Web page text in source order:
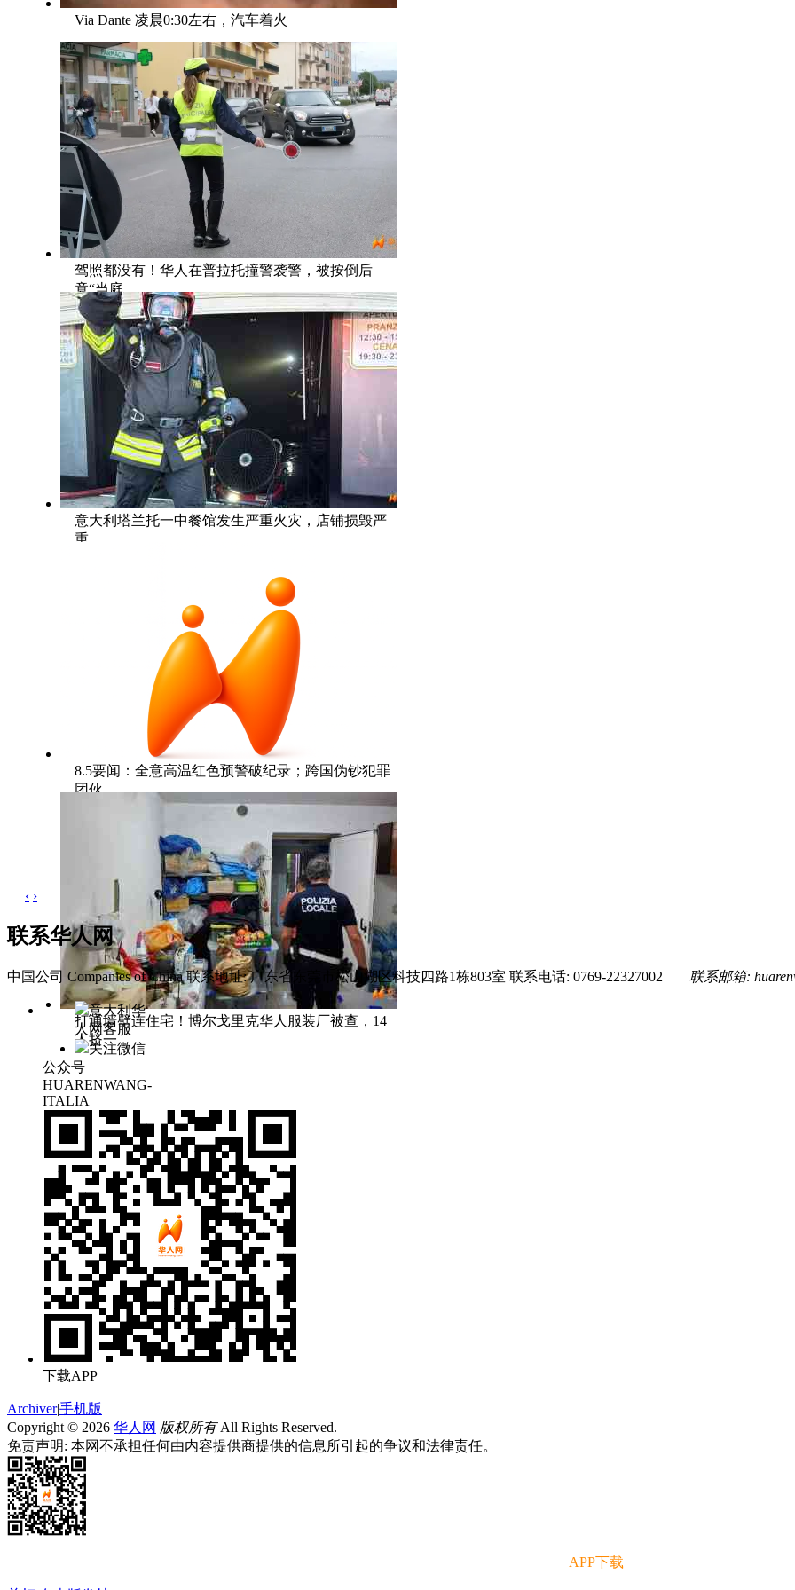
Via Dante 凌晨0:30左右，汽车着火
驾照都没有！华人在普拉托撞警袭警，被按倒后
竟“当庭
意大利塔兰托一中餐馆发生严重火灾，店铺损毁严
重
8.5要闻：全意高温红色预警破纪录；跨国伪钞犯罪
团伙
打通墙壁连住宅！博尔戈里克华人服装厂被查，14
人挤一
‹ ›
联系华人网
中国公司 Companies of China 联系地址: 广东省东莞市松山湖区科技四路1栋803室 联系电话: 0769-22327002 联系邮箱:
意大利华
人网客服
关注微信
公众号
HUARENWANG-
ITALIA
下载APP
Archiver|手机版
Copyright © 2026 华人网 版权所有All Rights Reserved.
免责声明: 本网不承担任何由内容提供商提供的信息所引起的争议和法律责任。
APP下载